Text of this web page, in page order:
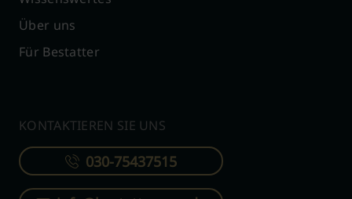
Über uns
Für Bestatter
KONTAKTIEREN SIE UNS
030-75437515